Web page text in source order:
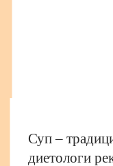
Суп –
диетологи